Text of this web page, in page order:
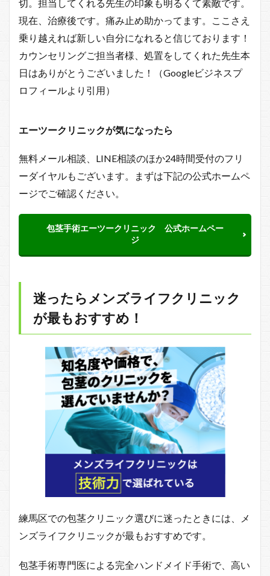
切。担当してくれる先生の印象も明るくて素敵です。
現在、治療後です。痛み止め助かってます。ここさえ
乗り越えれば新しい自分になれると信じております！
カウンセリングご担当者様、処置をしてくれた先生本
日はありがとうございました！（Googleビジネスプ
ロフィールより引用）
エーツークリニックが気になったら
無料メール相談、LINE相談のほか24時間受付のフリ
ーダイヤルもございます。まずは下記の公式ホームペ
ージでご確認ください。
包茎手術エーツークリニック 公式ホームペー
ジ
迷ったらメンズライフクリニック
が最もおすすめ！
練馬区での包茎クリニック選びに迷ったときには、メ
ンズライフクリニックが最もおすすめです。
包茎手術専門医による完全ハンドメイド手術で、高い